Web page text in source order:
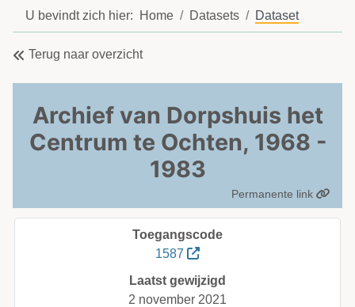
U bevindt zich hier: Home Datasets Dataset
Terug naar overzicht
Archief van Dorpshuis het
Centrum te Ochten, 1968 -
1983
Permanente link
Toegangscode
1587
Laatst gewijzigd
2 november 2021